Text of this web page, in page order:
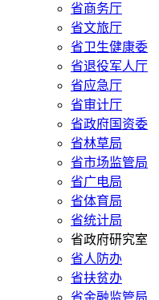
省商务厅
省文旅厅
省卫生健康委
省退役军人厅
省应急厅
省审计厅
省政府国资委
省林草局
省市场监管局
省广电局
省体育局
省统计局
省政府研究室
省人防办
省扶贫办
省金融监管局